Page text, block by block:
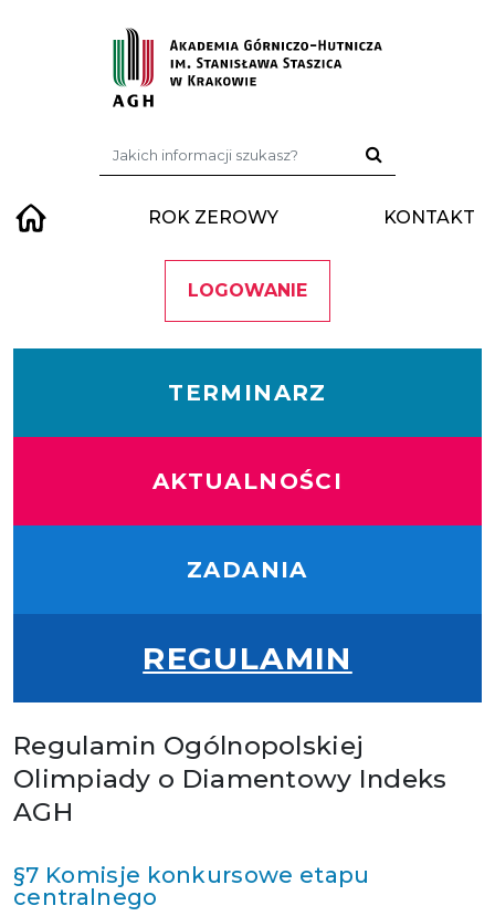
Szukaj:
ROK ZEROWY KONTAKT
LOGOWANIE
TERMINARZ
AKTUALNOŚCI
ZADANIA
REGULAMIN
Regulamin Ogólnopolskiej
Olimpiady o Diamentowy Indeks
AGH
§7 Komisje konkursowe etapu
centralnego